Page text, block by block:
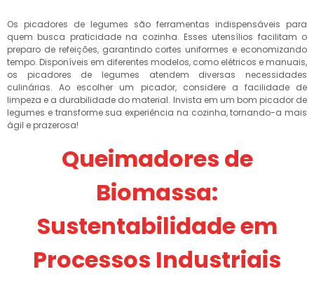
Os picadores de legumes são ferramentas indispensáveis para
quem busca praticidade na cozinha. Esses utensílios facilitam o
preparo de refeições, garantindo cortes uniformes e economizando
tempo. Disponíveis em diferentes modelos, como elétricos e manuais,
os picadores de legumes atendem diversas necessidades
culinárias. Ao escolher um picador, considere a facilidade de
limpeza e a durabilidade do material. Invista em um bom picador de
legumes e transforme sua experiência na cozinha, tornando-a mais
ágil e prazerosa!
Queimadores de
Biomassa:
Sustentabilidade em
Processos Industriais